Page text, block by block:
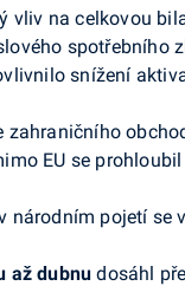
vliv na celkovou
spotřebního
snížení
zahraničního
EU se
národním pojetí se
až dubnu dosáhl